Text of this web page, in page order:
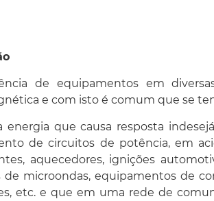
de equipamentos em
e com isto é comum que se
energia que causa resposta
de circuitos de potência, em
aquecedores, ignições
de microondas, equipamentos de
etc. e que em uma rede de